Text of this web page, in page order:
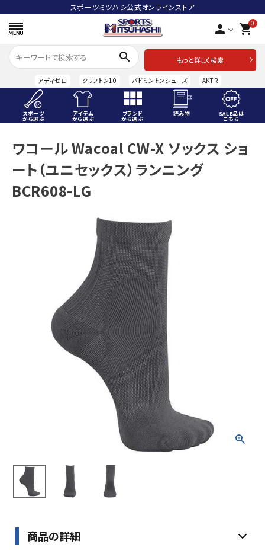
スポーツミツハシ公式オンラインストア
person 0
shopping_cart
search
もっと詳しく検索
アディゼロ クリフトン10 バドミントンシューズ AKTR
スポーツ
から選ぶ
アイテム
から選ぶ
ブランド
から選ぶ
読み物 SALE品は
こちら
ようこそ ゲスト 様
meeting_room ログイン
SALE品はこちら
INFORMATIOM
ワコール Wacoal CW-X ソックス ショ
ート（ユニセックス）ランニング
BCR608-LG
商品の詳細